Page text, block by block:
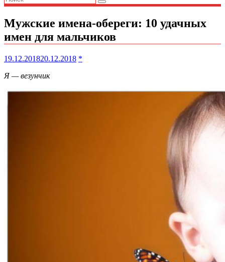
Мужские имена-обереги: 10 удачных
имен для мальчиков
19.12.201820.12.2018 *
Я — везунчик